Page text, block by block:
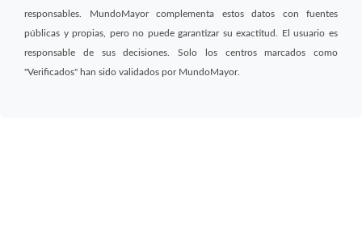
responsables. MundoMayor complementa estos datos con fuentes
públicas y propias, pero no puede garantizar su exactitud. El usuario es
responsable de sus decisiones. Solo los centros marcados como
"Verificados" han sido validados por MundoMayor.